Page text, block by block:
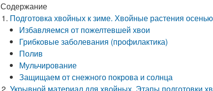
Содержание
Подготовка хвойных к зиме. Хвойные растения
Избавляемся от пожелтевшей хвои
Грибковые заболевания (профилактика)
Полив
Мульчирование
Защищаем от снежного покрова и солнца